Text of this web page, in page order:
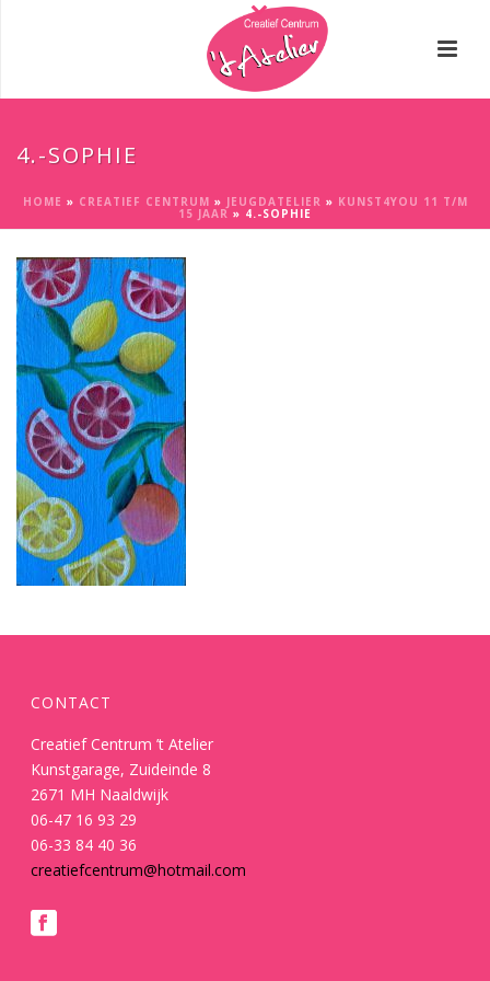
4.-SOPHIE
HOME » CREATIEF CENTRUM » JEUGDATELIER » KUNST4YOU 11 T/M
15 JAAR » 4.-SOPHIE
CONTACT
Creatief Centrum ’t Atelier
Kunstgarage, Zuideinde 8
2671 MH Naaldwijk
06-47 16 93 29
06-33 84 40 36
creatiefcentrum@hotmail.com